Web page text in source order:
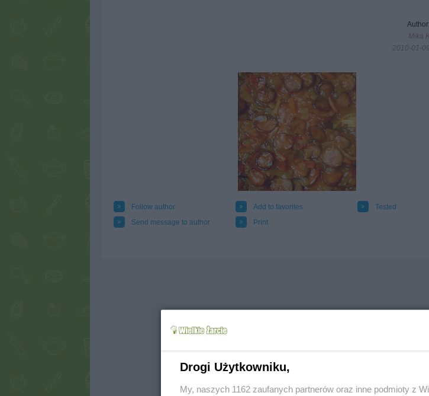
Author:
Mika
2010-01-09
Follow author Add to favorites
Tested
Send message to author
Print
Drogi Użytkowniku,
My, naszych 1162 zaufanych partnerów oraz inne podmioty z